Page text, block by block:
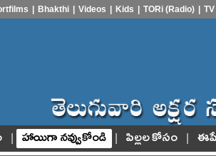
Bhakthi Videos Kids TORi (Radio) TV
| హాయిగా నవ్వుకోండి | పిల్లల కోసం |